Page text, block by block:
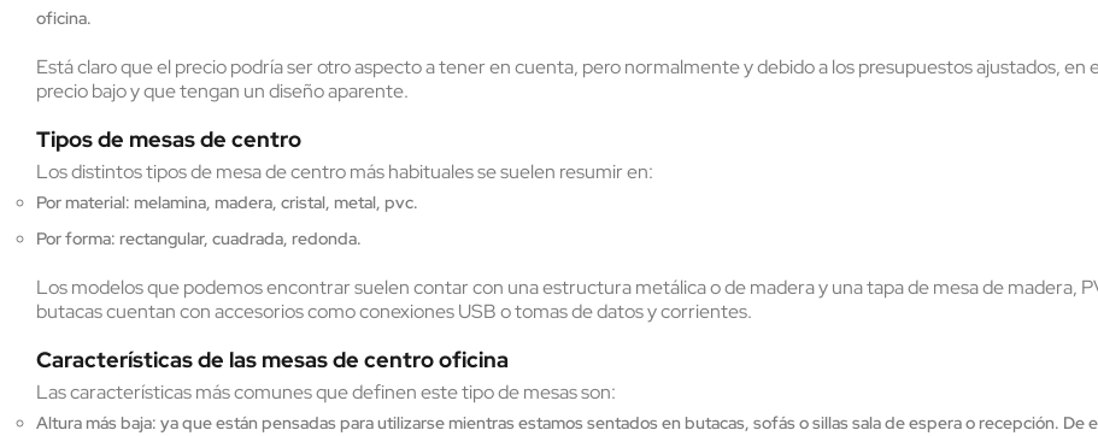
oficina.
Está claro que el precio podría ser otro aspecto a tener en cuenta, pero normalmente y debido a los presupuestos ajustados, en
precio bajo y que tengan un diseño aparente.
Tipos de mesas de centro
Los distintos tipos de mesa de centro más habituales se suelen resumir en:
Por material: melamina, madera, cristal, metal, pvc.
Por forma: rectangular, cuadrada, redonda.
Los modelos que podemos encontrar suelen contar con una estructura metálica o de madera y una tapa de mesa de madera,
butacas cuentan con accesorios como conexiones USB o tomas de datos y corrientes.
Características de las mesas de centro oficina
Las características más comunes que definen este tipo de mesas son:
Altura más baja: ya que están pensadas para utilizarse mientras estamos sentados en butacas, sofás o sillas sala de espera o recepción. De